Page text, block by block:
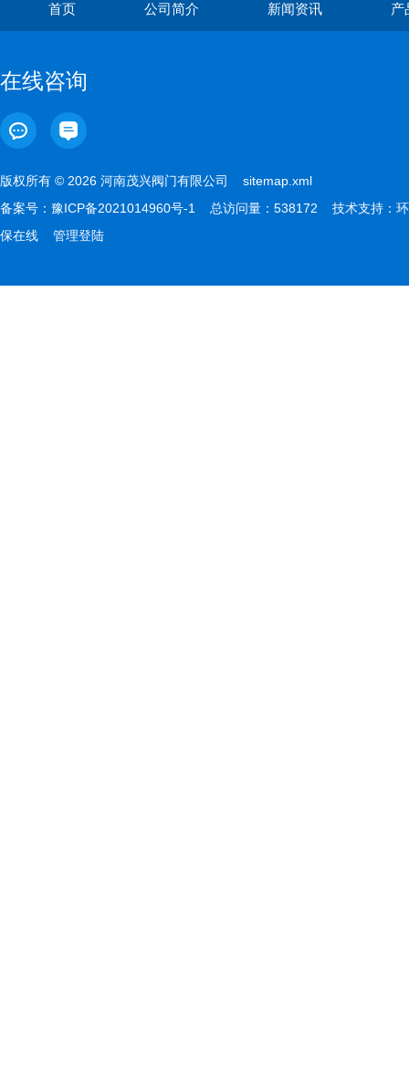
首页 公司简介 新闻资讯 产
在线咨询
版权所有 © 2026 河南茂兴阀门有限公司 sitemap.xml
备案号： 豫ICP备2021014960号-1 总访问量：538172 技术支持： 环
保在线
管理登陆